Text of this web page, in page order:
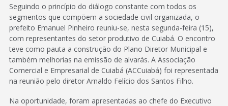
Seguindo o princípio do diálogo constante com todos os
segmentos que compõem a sociedade civil organizada, o
prefeito Emanuel Pinheiro reuniu-se, nesta segunda-feira (15),
com representantes do setor produtivo de Cuiabá. O encontro
teve como pauta a construção do Plano Diretor Municipal e
também melhorias na emissão de alvarás. A Associação
Comercial e Empresarial de Cuiabá (ACCuiabá) foi representada
na reunião pelo diretor Arnaldo Felício dos Santos Filho.
Na oportunidade, foram apresentadas ao chefe do Executivo